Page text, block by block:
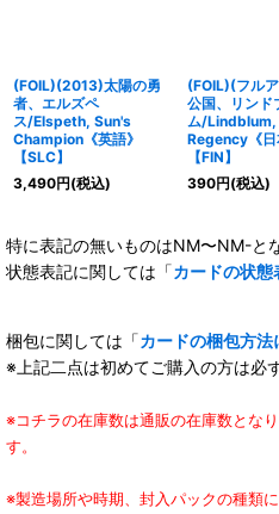
(FOIL)(2013)太陽の勇
者、エルズペ
ス/Elspeth, Sun's
Champion《英語》
【SLC】
3,490円(税込)
(FOIL)(フル
公国、リンド
ム/
Regency《日
【FIN】
390円(税込)
特に表記の無いものはNM〜NM-と
状態表記に関しては「カードの状態
梱包に関しては「カードの梱包方法
※上記二点は初めてご購入の方は必
※コチラの在庫数は通販の在庫数とな
す。
※製造場所や時期、封入パックの種類